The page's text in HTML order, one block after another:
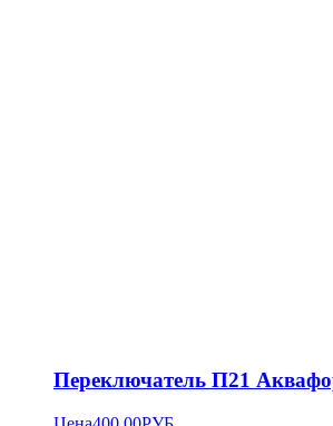
Переключатель П21